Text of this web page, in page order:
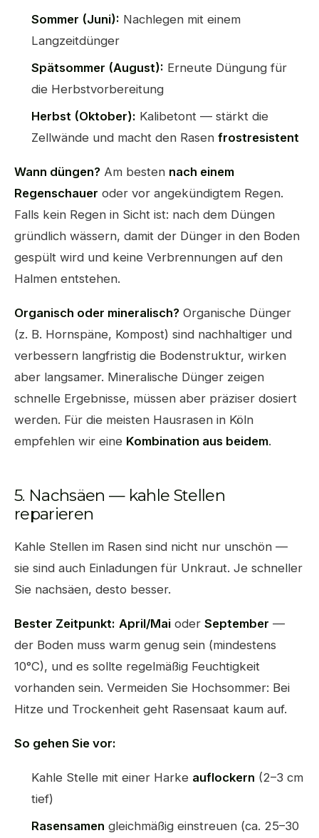
Sommer (Juni): Nachlegen mit einem
Langzeitdünger
Spätsommer (August): Erneute Düngung für
die Herbstvorbereitung
Herbst (Oktober): Kalibetont — stärkt die
Zellwände und macht den Rasen frostresistent
Wann düngen? Am besten nach einem
Regenschauer oder vor angekündigtem Regen.
Falls kein Regen in Sicht ist: nach dem Düngen
gründlich wässern, damit der Dünger in den Boden
gespült wird und keine Verbrennungen auf den
Halmen entstehen.
Organisch oder mineralisch? Organische Dünger
(z. B. Hornspäne, Kompost) sind nachhaltiger und
verbessern langfristig die Bodenstruktur, wirken
aber langsamer. Mineralische Dünger zeigen
schnelle Ergebnisse, müssen aber präziser dosiert
werden. Für die meisten Hausrasen in Köln
empfehlen wir eine Kombination aus beidem.
5. Nachsäen — kahle Stellen
reparieren
Kahle Stellen im Rasen sind nicht nur unschön —
sie sind auch Einladungen für Unkraut. Je schneller
Sie nachsäen, desto besser.
Bester Zeitpunkt: April/Mai oder September —
der Boden muss warm genug sein (mindestens
10°C), und es sollte regelmäßig Feuchtigkeit
vorhanden sein. Vermeiden Sie Hochsommer: Bei
Hitze und Trockenheit geht Rasensaat kaum auf.
So gehen Sie vor:
Kahle Stelle mit einer Harke auflockern (2–3 cm
tief)
Rasensamen gleichmäßig einstreuen (ca. 25–30